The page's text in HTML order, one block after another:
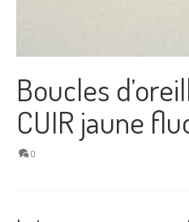
Boucles
CUIR jaune
0